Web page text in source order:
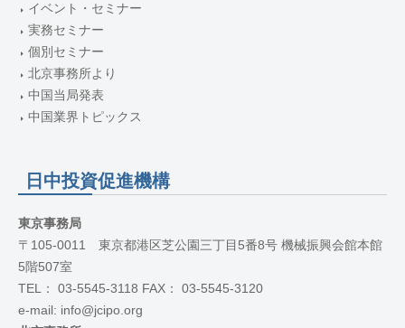
イベント・セミナー
実務セミナー
個別セミナー
北京事務所より
中国当局発表
中国業界トピックス
日中投資促進機構
東京事務局
〒105-0011 東京都港区芝公園三丁目5番8号 機械振興会館本館
5階507室
TEL： 03-5545-3118 FAX： 03-5545-3120
e-mail: info@jcipo.org